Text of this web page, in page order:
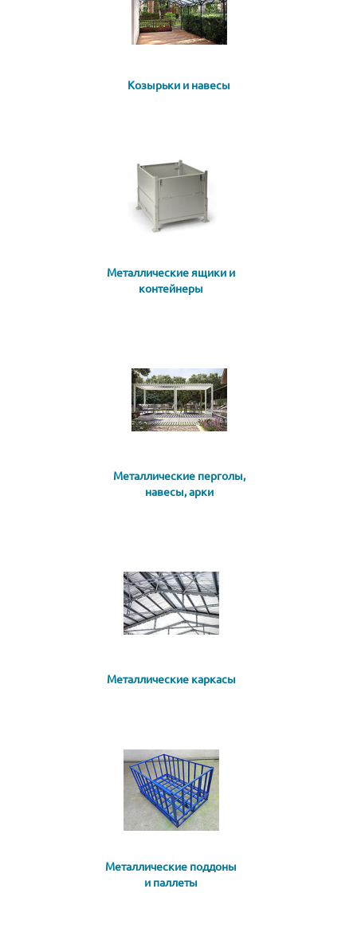
Козырьки и навесы
Металлические ящики и
контейнеры
Металлические перголы,
навесы, арки
Металлические каркасы
Металлические поддоны
и паллеты